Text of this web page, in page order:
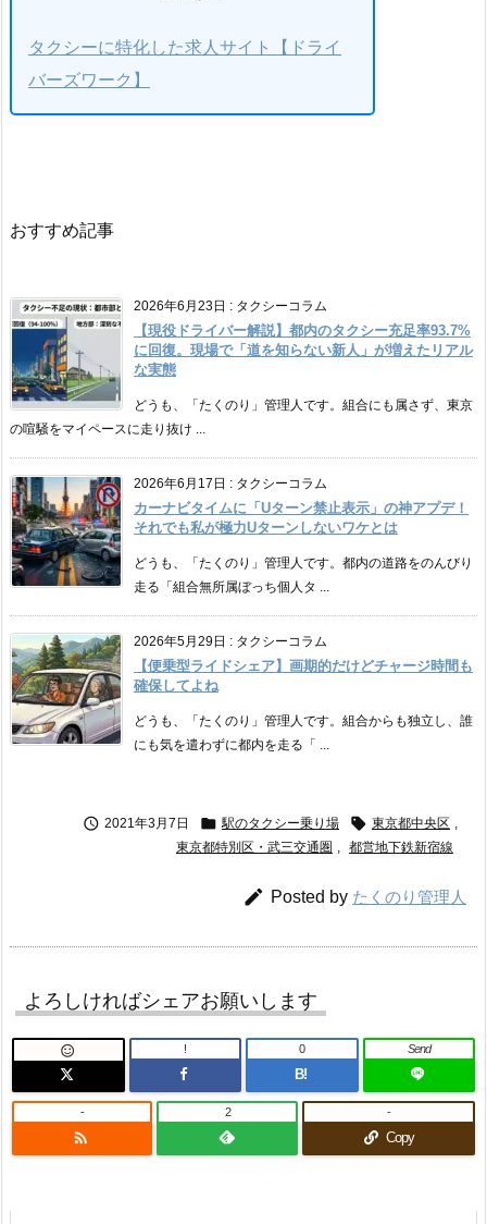
タクシーに特化した求人サイト【ドライ
バーズワーク】
おすすめ記事
2026年6月23日 : タクシーコラム
【現役ドライバー解説】都内のタクシー充足率93.7%
に回復。現場で「道を知らない新人」が増えたリアル
な実態
どうも、「たくのり」管理人です。組合にも属さず、東京
の喧騒をマイペースに走り抜け ...
2026年6月17日 : タクシーコラム
カーナビタイムに「Uターン禁止表示」の神アプデ！
それでも私が極力Uターンしないワケとは
どうも、「たくのり」管理人です。都内の道路をのんびり
走る「組合無所属ぼっち個人タ ...
2026年5月29日 : タクシーコラム
【便乗型ライドシェア】画期的だけどチャージ時間も
確保してよね
どうも、「たくのり」管理人です。組合からも独立し、誰
にも気を遣わずに都内を走る「 ...
 2021年3月7日  駅のタクシー乗り場  東京都中央区
東京都特別区・武三交通圏
都営地下鉄新宿線
 Posted by たくのり管理人
よろしければシェアお願いします
 !
B!
0 Send

- 2
Copy
-